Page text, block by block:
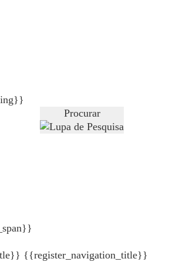
Procurar
{{register_navigation_title}}